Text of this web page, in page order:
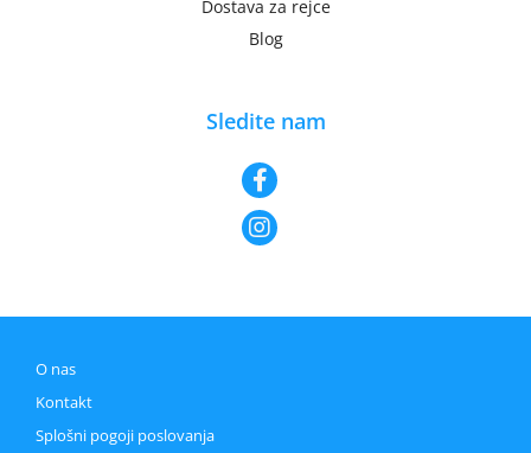
Dostava za rejce
Blog
Sledite nam
O nas
Kontakt
Splošni pogoji poslovanja